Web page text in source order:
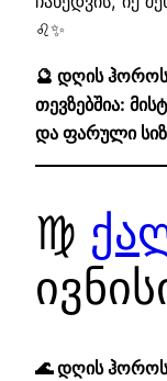
♌✨
🔮 დღის
თევზებშია:
და ფარული
♍
🌊 დღის